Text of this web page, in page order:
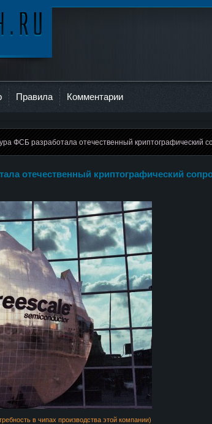
Правила Комментарии
ФСБ разработала отечественный криптографический
отечественный криптографический
в чипах производства этой компании)